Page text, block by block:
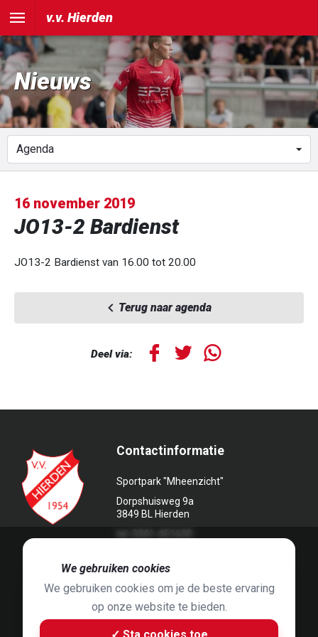
v.v. Hierden
Nieuws
16 november 2019
JO13-2 Bardienst
JO13-2 Bardienst van 16.00 tot 20.00
Terug naar agenda
Deel via:
Contactinformatie
Sportpark "Mheenzicht"
Dorpshuisweg 9a
3849 BL Hierden
Jaap Hop & ontwerpen door
We gebruiken cookies
We gebruiken cookies om je de beste ervaring
op onze website te bieden.